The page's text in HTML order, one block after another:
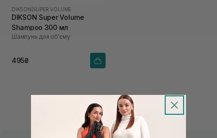
DIKSON SUPER VOLUME
DIKSON Super Volume
Shampoo 300 мл
Шампунь для об'єму
495₴